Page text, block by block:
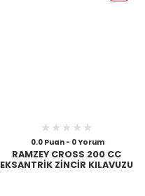
0.0 Puan - 0 Yorum
RAMZEY CROSS 200 CC
EKSANTRİK ZİNCİR KILAVUZU